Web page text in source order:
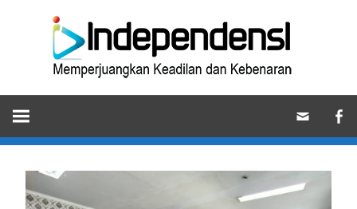
Memperjuangkan
Keadilan
dan
Kebenaran